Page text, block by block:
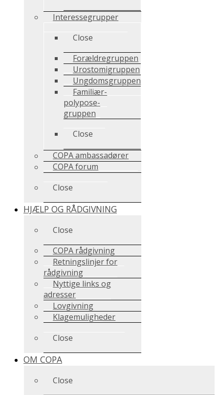
Interessegrupper
Close
Forældregruppen
Urostomigruppen
Ungdomsgruppen
Familiær-
polypose-
gruppen
Close
COPA ambassadører
COPA forum
Close
HJÆLP OG RÅDGIVNING
Close
COPA rådgivning
Retningslinjer for
rådgivning
Nyttige links og
adresser
Lovgivning
Klagemuligheder
Close
OM COPA
Close